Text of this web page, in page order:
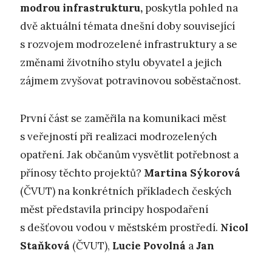
modrou infrastrukturu, poskytla pohled na
dvě aktuální témata dnešní doby související
s rozvojem modrozelené infrastruktury a se
změnami životního stylu obyvatel a jejich
zájmem zvyšovat potravinovou soběstačnost.
První část se zaměřila na komunikaci měst
s veřejností při realizaci modrozelených
opatření. Jak občanům vysvětlit potřebnost a
přínosy těchto projektů? Martina Sýkorová
(ČVUT) na konkrétních příkladech českých
měst představila principy hospodaření
s dešťovou vodou v městském prostředí. Nicol
Staňková (ČVUT), Lucie Povolná aJan